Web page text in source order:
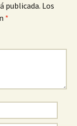
publicada. Los
*